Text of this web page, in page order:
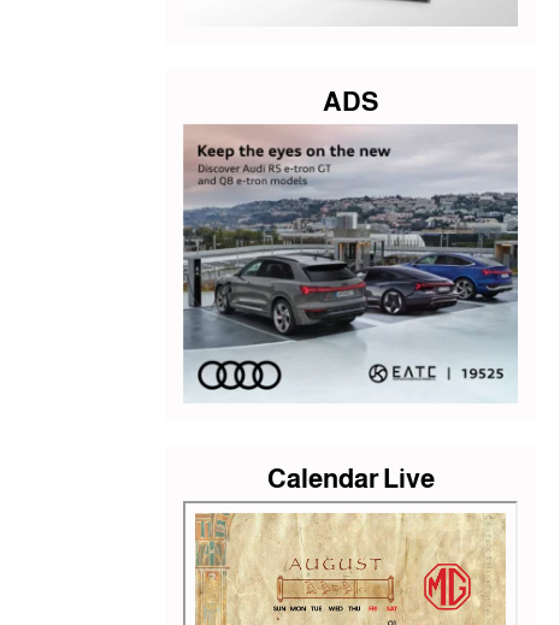
ADS
Calendar Live